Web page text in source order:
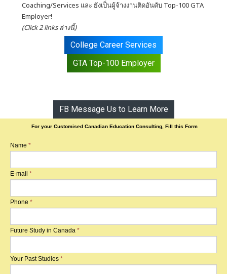
Coaching/Services และ ยังเป็นผู้จ้างงานติดอันดับ Top-100 GTA
Employer!
(Click 2 links ล่างนี้)
College Career Services
GTA Top-100 Employer
FB Message Us to Learn More
For your Customised Canadian Education Consulting, Fill this Form
Name *
E-mail *
Phone *
Future Study in Canada *
Your Past Studies *